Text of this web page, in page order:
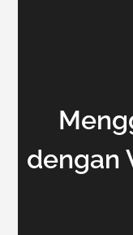
dengan